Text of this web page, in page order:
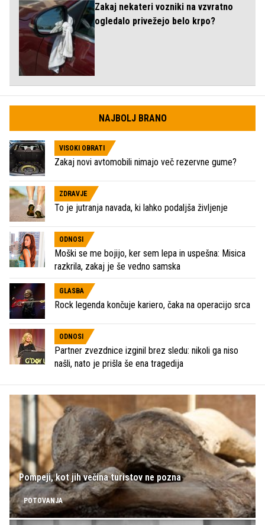
Zakaj nekateri vozniki na vzvratno
ogledalo privežejo belo krpo?
NAJBOLJ BRANO
VISOKI OBRATI
Zakaj novi avtomobili nimajo več rezervne gume?
ZDRAVJE
To je jutranja navada, ki lahko podaljša življenje
ODNOSI
Moški se me bojijo, ker sem lepa in uspešna: Misica
razkrila, zakaj je še vedno samska
GLASBA
Rock legenda končuje kariero, čaka na operacijo srca
ODNOSI
Partner zvezdnice izginil brez sledu: nikoli ga niso
našli, nato je prišla še ena tragedija
Pompeji, kot jih večina turistov ne pozna
POTOVANJA